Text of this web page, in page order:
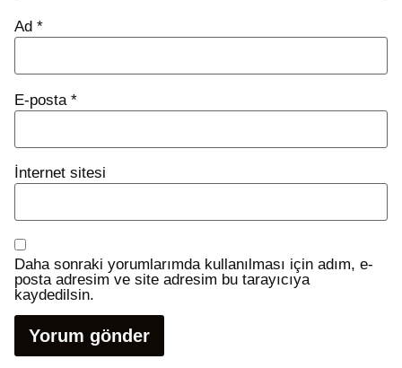
Ad *
E-posta *
İnternet sitesi
Daha sonraki yorumlarımda kullanılması için adım, e-
posta adresim ve site adresim bu tarayıcıya
kaydedilsin.